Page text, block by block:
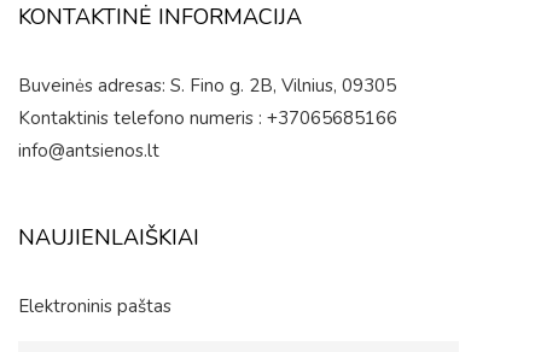
KONTAKTINĖ INFORMACIJA
Buveinės adresas: S. Fino g. 2B, Vilnius, 09305
Kontaktinis telefono numeris : +37065685166
info@antsienos.lt
NAUJIENLAIŠKIAI
Elektroninis paštas